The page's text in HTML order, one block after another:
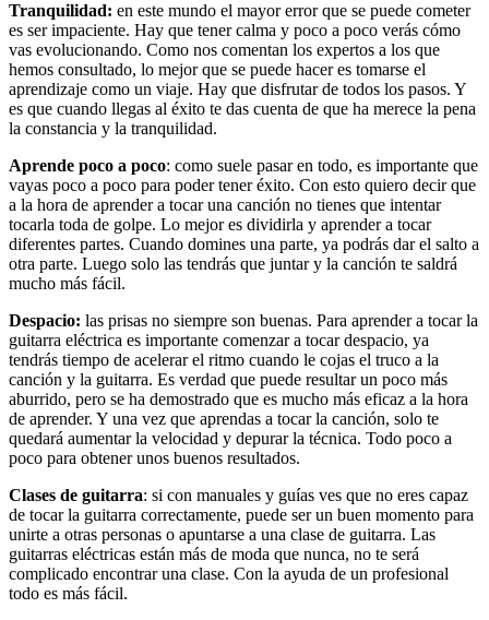
Tranquilidad: en este mundo el mayor error que se puede cometer
es ser impaciente. Hay que tener calma y poco a poco verás cómo
vas evolucionando. Como nos comentan los expertos a los que
hemos consultado, lo mejor que se puede hacer es tomarse el
aprendizaje como un viaje. Hay que disfrutar de todos los pasos. Y
es que cuando llegas al éxito te das cuenta de que ha merece la pena
la constancia y la tranquilidad.
Aprende poco a poco: como suele pasar en todo, es importante que
vayas poco a poco para poder tener éxito. Con esto quiero decir que
a la hora de aprender a tocar una canción no tienes que intentar
tocarla toda de golpe. Lo mejor es dividirla y aprender a tocar
diferentes partes. Cuando domines una parte, ya podrás dar el salto a
otra parte. Luego solo las tendrás que juntar y la canción te saldrá
mucho más fácil.
Despacio: las prisas no siempre son buenas. Para aprender a tocar la
guitarra eléctrica es importante comenzar a tocar despacio, ya
tendrás tiempo de acelerar el ritmo cuando le cojas el truco a la
canción y la guitarra. Es verdad que puede resultar un poco más
aburrido, pero se ha demostrado que es mucho más eficaz a la hora
de aprender. Y una vez que aprendas a tocar la canción, solo te
quedará aumentar la velocidad y depurar la técnica. Todo poco a
poco para obtener unos buenos resultados.
Clases de guitarra: si con manuales y guías ves que no eres capaz
de tocar la guitarra correctamente, puede ser un buen momento para
unirte a otras personas o apuntarse a una clase de guitarra. Las
guitarras eléctricas están más de moda que nunca, no te será
complicado encontrar una clase. Con la ayuda de un profesional
todo es más fácil.